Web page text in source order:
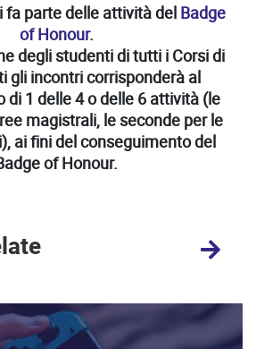
fa parte delle attività del Badge
of Honour.
degli studenti di tutti i Corsi di
gli incontri corrisponderà al
1 delle 4 o delle 6 attività (le
magistrali, le seconde per le
ai fini del conseguimento del
of Honour.